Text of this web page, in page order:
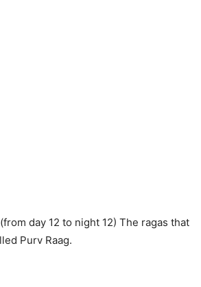
day 12 to night 12) The ragas that
Purv Raag.